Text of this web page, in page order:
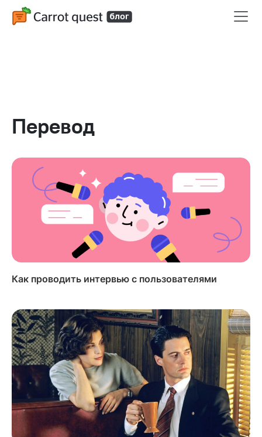
Перевод
Как проводить интервью с пользователями